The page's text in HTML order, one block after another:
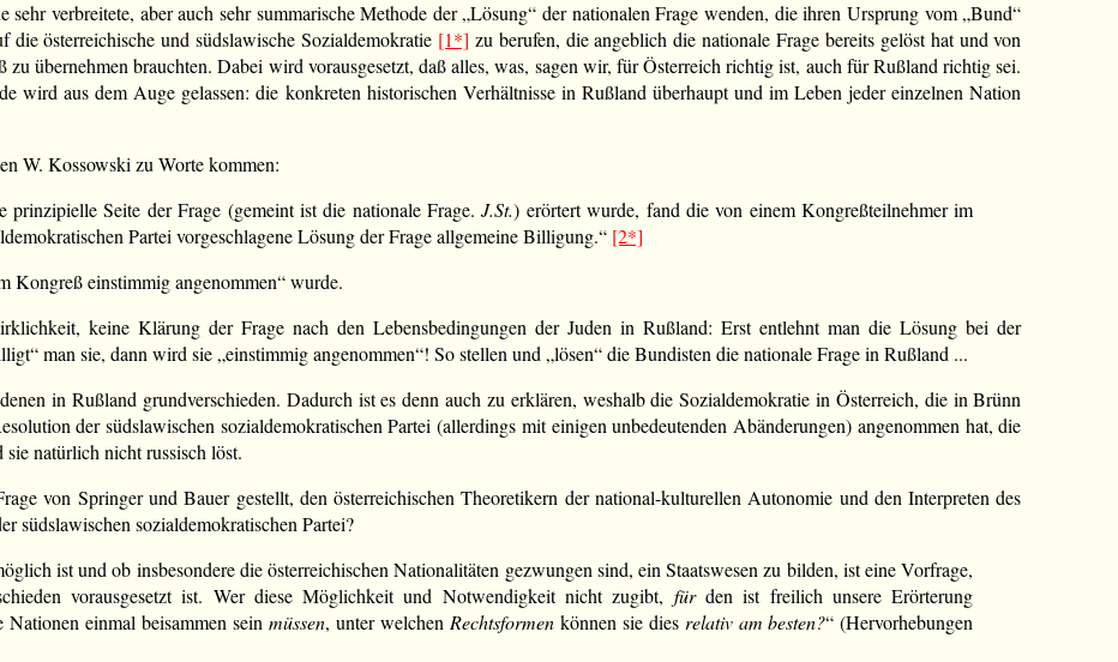
sehr verbreitete, aber auch sehr summarische Methode der „Lösung“ der nationalen Frage wenden, die ihren Ursprung vom „Bund“
österreichische und südslawische Sozialdemokratie [1*] zu berufen, die angeblich die nationale Frage bereits gelöst hat und von
übernehmen brauchten. Dabei wird vorausgesetzt, daß alles, was, sagen wir, für Österreich richtig ist, auch für Rußland richtig sei.
wird aus dem Auge gelassen: die konkreten historischen Verhältnisse in Rußland überhaupt und im Leben jeder einzelnen Nation
W. Kossowski zu Worte kommen:
prinzipielle Seite der Frage (gemeint ist die nationale Frage.J.St.) erörtert wurde, fand die von einem Kongreßteilnehmer im
Partei vorgeschlagene Lösung der Frage allgemeine Billigung.“ [2*]
Kongreß einstimmig angenommen“ wurde.
keine Klärung der Frage nach den Lebensbedingungen der Juden in Rußland: Erst entlehnt man die Lösung bei der
man sie, dann wird sie „einstimmig angenommen“! So stellen und „lösen“ die Bundisten die nationale Frage in Rußland ...
in Rußland grundverschieden. Dadurch ist es denn auch zu erklären, weshalb die Sozialdemokratie in Österreich, die in Brünn
der südslawischen sozialdemokratischen Partei (allerdings mit einigen unbedeutenden Abänderungen) angenommen hat, die
sie natürlich nicht russisch löst.
von Springer und Bauer gestellt, den österreichischen Theoretikern der national-kulturellen Autonomie und den Interpreten des
südslawischen sozialdemokratischen Partei?
ist und ob insbesondere die österreichischen Nationalitäten gezwungen sind, ein Staatswesen zu bilden, ist eine Vorfrage,
vorausgesetzt ist. Wer diese Möglichkeit und Notwendigkeit nicht zugibt, fürden ist freilich unsere Erörterung
Nationen einmal beisammen sein müssen, unter welchen Rechtsformenkönnen sie dies relativ am besten?“ (Hervorhebungen